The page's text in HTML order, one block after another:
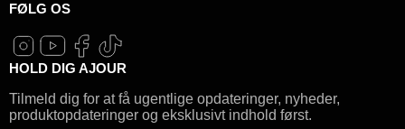
FØLG OS
HOLD DIG AJOUR
Tilmeld dig for at få ugentlige opdateringer, nyheder,
produktopdateringer og eksklusivt indhold først.